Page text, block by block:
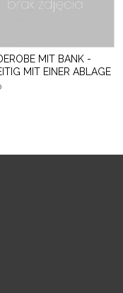
MIT BANK -
MIT EINER ABLAGE